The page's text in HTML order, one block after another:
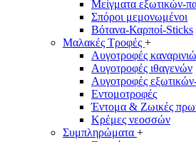
Μείγματα εξωτικών-
Σπόροι μεμονωμένοι
Βότανα-Καρποί-Sticks
Μαλακές Τροφές +
Αυγοτροφές
Αυγοτροφές ιθαγενών
Αυγοτροφές
Εντομοτροφές
Έντομα & Ζωικές
Κρέμες νεοσσών
Συμπληρώματα +